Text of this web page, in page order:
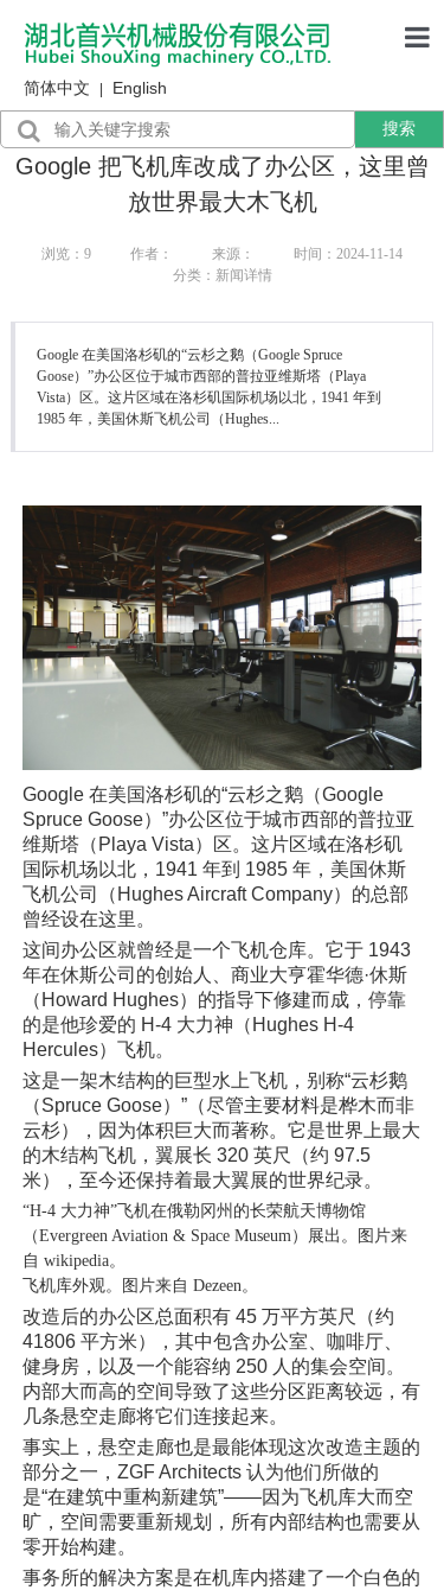
简体中文 English
行业资讯
搜索
Google 把飞机库改成了办公区，这里曾
放世界最大木飞机
浏览： 9 作者： 来源：
时间：2024-11-14
分类：新闻详情
Google 在美国洛杉矶的“云杉之鹅（Google Spruce
Goose）”办公区位于城市西部的普拉亚维斯塔（Playa
Vista）区。这片区域在洛杉矶国际机场以北，1941 年到
1985 年，美国休斯飞机公司（Hughes...
Google 在美国洛杉矶的“云杉之鹅（Google
Spruce Goose）”办公区位于城市西部的普拉亚
维斯塔（Playa Vista）区。这片区域在洛杉矶
国际机场以北，1941 年到 1985 年，美国休斯
飞机公司（Hughes Aircraft Company）的总部
曾经设在这里。
这间办公区就曾经是一个飞机仓库。它于 1943
年在休斯公司的创始人、商业大亨霍华德·休斯
（Howard Hughes）的指导下修建而成，停靠
的是他珍爱的 H-4 大力神（Hughes H-4
Hercules）飞机。
这是一架木结构的巨型水上飞机，别称“云杉鹅
（Spruce Goose）”（尽管主要材料是桦木而非
云杉），因为体积巨大而著称。它是世界上最大
的木结构飞机，翼展长 320 英尺（约 97.5
米），至今还保持着最大翼展的世界纪录。
“H-4 大力神”飞机在俄勒冈州的长荣航天博物馆
（Evergreen Aviation & Space Museum）展出。图片来
自 wikipedia。
飞机库外观。图片来自 Dezeen。
改造后的办公区总面积有 45 万平方英尺（约
41806 平方米），其中包含办公室、咖啡厅、
健身房，以及一个能容纳 250 人的集会空间。
内部大而高的空间导致了这些分区距离较远，有
几条悬空走廊将它们连接起来。
事实上，悬空走廊也是最能体现这次改造主题的
部分之一，ZGF Architects 认为他们所做的
是“在建筑中重构新建筑”——因为飞机库大而空
旷，空间需要重新规划，所有内部结构也需要从
零开始构建。
事务所的解决方案是在机库内搭建了一个白色的